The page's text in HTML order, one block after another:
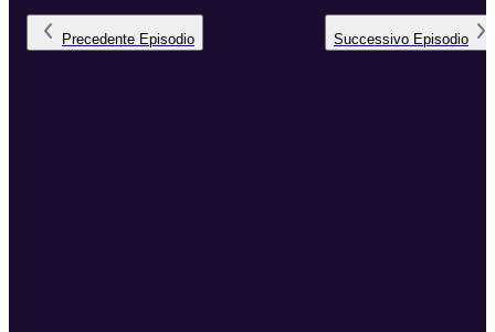
Precedente Episodio Successivo Episodio